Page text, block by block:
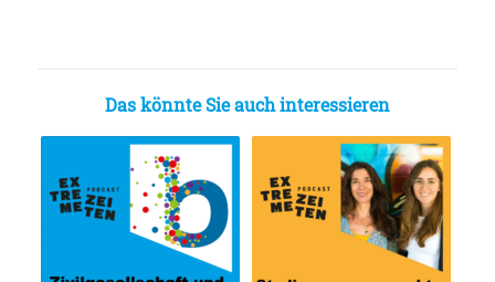
Das könnte Sie auch interessieren